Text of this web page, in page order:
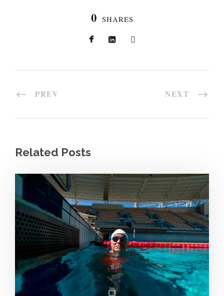
0 SHARES
PREV NEXT
Related Posts